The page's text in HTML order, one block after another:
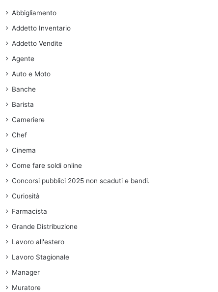
Abbigliamento
Addetto Inventario
Addetto Vendite
Agente
Auto e Moto
Banche
Barista
Cameriere
Chef
Cinema
Come fare soldi online
Concorsi pubblici 2025 non scaduti e bandi.
Curiosità
Farmacista
Grande Distribuzione
Lavoro all'estero
Lavoro Stagionale
Manager
Muratore